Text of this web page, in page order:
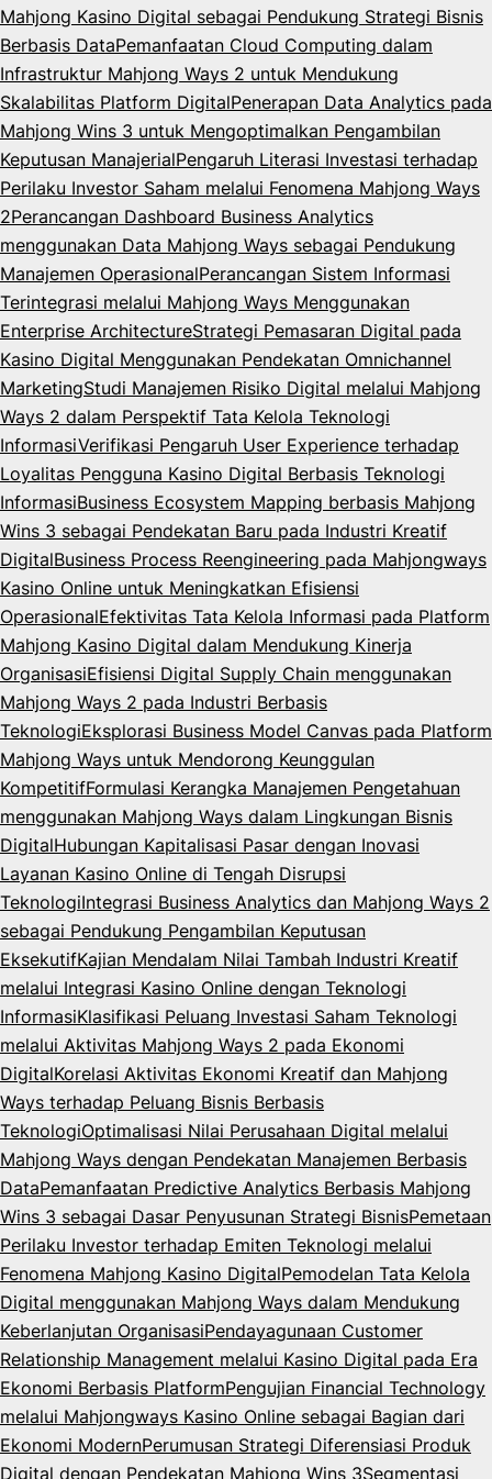
Mahjong Kasino Digital sebagai Pendukung Strategi Bisnis
Berbasis DataPemanfaatan Cloud Computing dalam
Infrastruktur Mahjong Ways 2 untuk Mendukung
Skalabilitas Platform DigitalPenerapan Data Analytics pada
Mahjong Wins 3 untuk Mengoptimalkan Pengambilan
Keputusan ManajerialPengaruh Literasi Investasi terhadap
Perilaku Investor Saham melalui Fenomena Mahjong Ways
2Perancangan Dashboard Business Analytics
menggunakan Data Mahjong Ways sebagai Pendukung
Manajemen OperasionalPerancangan Sistem Informasi
Terintegrasi melalui Mahjong Ways Menggunakan
Enterprise ArchitectureStrategi Pemasaran Digital pada
Kasino Digital Menggunakan Pendekatan Omnichannel
MarketingStudi Manajemen Risiko Digital melalui Mahjong
Ways 2 dalam Perspektif Tata Kelola Teknologi
InformasiVerifikasi Pengaruh User Experience terhadap
Loyalitas Pengguna Kasino Digital Berbasis Teknologi
InformasiBusiness Ecosystem Mapping berbasis Mahjong
Wins 3 sebagai Pendekatan Baru pada Industri Kreatif
DigitalBusiness Process Reengineering pada Mahjongways
Kasino Online untuk Meningkatkan Efisiensi
OperasionalEfektivitas Tata Kelola Informasi pada Platform
Mahjong Kasino Digital dalam Mendukung Kinerja
OrganisasiEfisiensi Digital Supply Chain menggunakan
Mahjong Ways 2 pada Industri Berbasis
TeknologiEksplorasi Business Model Canvas pada Platform
Mahjong Ways untuk Mendorong Keunggulan
KompetitifFormulasi Kerangka Manajemen Pengetahuan
menggunakan Mahjong Ways dalam Lingkungan Bisnis
DigitalHubungan Kapitalisasi Pasar dengan Inovasi
Layanan Kasino Online di Tengah Disrupsi
TeknologiIntegrasi Business Analytics dan Mahjong Ways 2
sebagai Pendukung Pengambilan Keputusan
EksekutifKajian Mendalam Nilai Tambah Industri Kreatif
melalui Integrasi Kasino Online dengan Teknologi
InformasiKlasifikasi Peluang Investasi Saham Teknologi
melalui Aktivitas Mahjong Ways 2 pada Ekonomi
DigitalKorelasi Aktivitas Ekonomi Kreatif dan Mahjong
Ways terhadap Peluang Bisnis Berbasis
TeknologiOptimalisasi Nilai Perusahaan Digital melalui
Mahjong Ways dengan Pendekatan Manajemen Berbasis
DataPemanfaatan Predictive Analytics Berbasis Mahjong
Wins 3 sebagai Dasar Penyusunan Strategi BisnisPemetaan
Perilaku Investor terhadap Emiten Teknologi melalui
Fenomena Mahjong Kasino DigitalPemodelan Tata Kelola
Digital menggunakan Mahjong Ways dalam Mendukung
Keberlanjutan OrganisasiPendayagunaan Customer
Relationship Management melalui Kasino Digital pada Era
Ekonomi Berbasis PlatformPengujian Financial Technology
melalui Mahjongways Kasino Online sebagai Bagian dari
Ekonomi ModernPerumusan Strategi Diferensiasi Produk
Digital dengan Pendekatan Mahjong Wins 3Segmentasi